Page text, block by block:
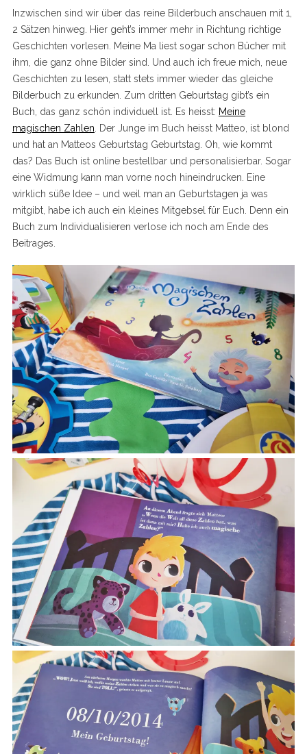
Inzwischen sind wir über das reine Bilderbuch anschauen mit 1,
2 Sätzen hinweg. Hier geht’s immer mehr in Richtung richtige
Geschichten vorlesen. Meine Ma liest sogar schon Bücher mit
ihm, die ganz ohne Bilder sind. Und auch ich freue mich, neue
Geschichten zu lesen, statt stets immer wieder das gleiche
Bilderbuch zu erkunden. Zum dritten Geburtstag gibt’s ein
Buch, das ganz schön individuell ist. Es heisst: Meine
magischen Zahlen. Der Junge im Buch heisst Matteo, ist blond
und hat an Matteos Geburtstag Geburtstag. Oh, wie kommt
das? Das Buch ist online bestellbar und personalisierbar. Sogar
eine Widmung kann man vorne noch hineindrucken. Eine
wirklich süße Idee – und weil man an Geburtstagen ja was
mitgibt, habe ich auch ein kleines Mitgebsel für Euch. Denn ein
Buch zum Individualisieren verlose ich noch am Ende des
Beitrages.